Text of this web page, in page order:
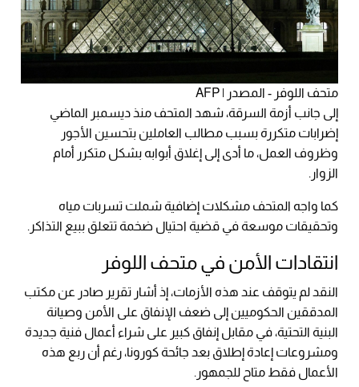
متحف اللوفر - المصدر | AFP
إلى جانب أزمة السرقة، شهد المتحف منذ ديسمبر الماضي
إضرابات متكررة بسبب مطالب العاملين بتحسين الأجور
وظروف العمل، ما أدى إلى إغلاق أبوابه بشكل متكرر أمام
الزوار.
كما واجه المتحف مشكلات إضافية شملت تسربات مياه
وتحقيقات موسعة في قضية احتيال ضخمة تتعلق ببيع التذاكر.
انتقادات الأمن في متحف اللوفر
النقد لم يتوقف عند هذه الأزمات، إذ أشار تقرير صادر عن مكتب
المدققين الحكوميين إلى ضعف الإنفاق على الأمن وصيانة
البنية التحتية، في مقابل إنفاق كبير على شراء أعمال فنية جديدة
ومشروعات إعادة إطلاق بعد جائحة كورونا، رغم أن ربع هذه
الأعمال فقط متاح للجمهور.